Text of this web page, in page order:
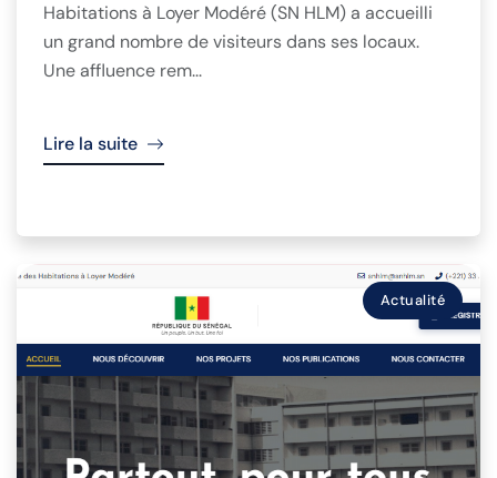
Habitations à Loyer Modéré (SN HLM) a accueilli
un grand nombre de visiteurs dans ses locaux.
Une affluence rem...
Lire la suite
Actualité